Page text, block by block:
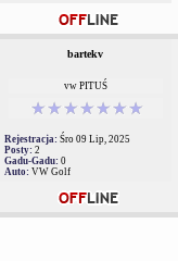
bartekv
vw PITUŚ
Rejestracja: Śro 09 Lip, 2025
Posty: 2
Gadu-Gadu: 0
Auto: VW Golf